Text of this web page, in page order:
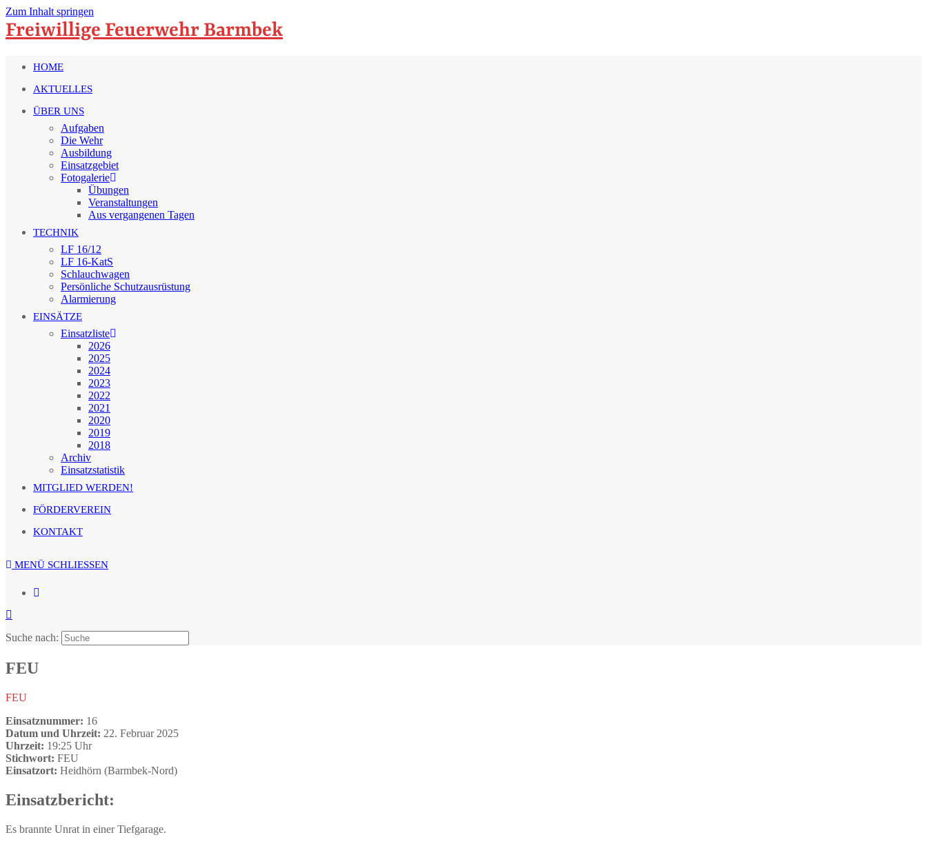
Zum Inhalt springen
Freiwillige Feuerwehr Barmbek
HOME
AKTUELLES
ÜBER UNS
Aufgaben
Die Wehr
Ausbildung
Einsatzgebiet
Fotogalerie
Übungen
Veranstaltungen
Aus vergangenen Tagen
TECHNIK
LF 16/12
LF 16-KatS
Schlauchwagen
Persönliche Schutzausrüstung
Alarmierung
EINSÄTZE
Einsatzliste
2026
2025
2024
2023
2022
2021
2020
2019
2018
Archiv
Einsatzstatistik
MITGLIED WERDEN!
FÖRDERVEREIN
KONTAKT
MENÜ SCHLIESSEN
Suche nach:
FEU
FEU
Einsatznummer: 16
Datum und Uhrzeit: 22. Februar 2025
Uhrzeit: 19:25 Uhr
Stichwort: FEU
Einsatzort: Heidhörn (Barmbek-Nord)
Einsatzbericht:
Es brannte Unrat in einer Tiefgarage.